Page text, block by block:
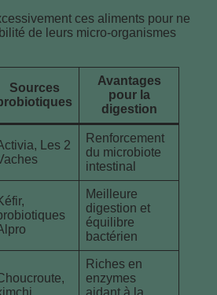
ces aliments pour ne
de leurs micro-organismes
Sources
Avantages
pour la
digestion
Les 2
Renforcement
du microbiote
intestinal
Meilleure
digestion et
équilibre
bactérien
Riches en
enzymes
aidant à la